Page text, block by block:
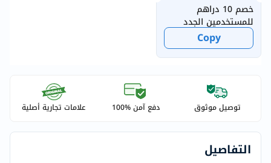
خصم 10 دراهم
للمستخدمين الجدد
Copy
توصيل موثوق دفع آمن %100 علامات تجارية أصلية
التفاصيل